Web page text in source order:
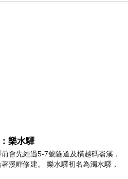
樂水驛
會先經過5-7號隧道及橫越碼崙溪，
溪畔修建。 樂水驛初名為濁水驛，
集線車站同名，於1953